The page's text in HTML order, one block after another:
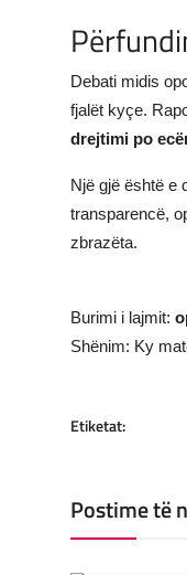
Debati midis
fjalët kyçe.
drejtimi po
Një gjë është e
transparencë,
zbrazëta.
Burimi i lajmit:
Shënim: Ky
Etiketat:
Postime të